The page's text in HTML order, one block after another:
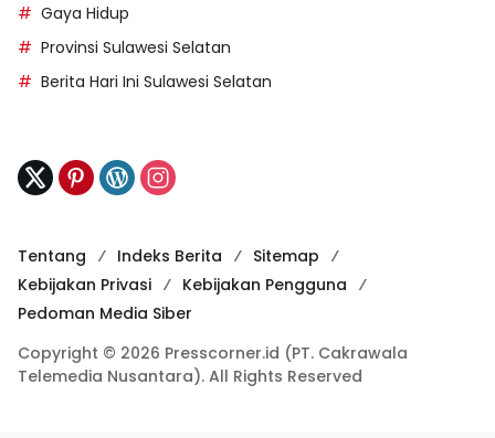
Gaya Hidup
Provinsi Sulawesi Selatan
Berita Hari Ini Sulawesi Selatan
Tentang Indeks Berita
Sitemap
Kebijakan Privasi
Kebijakan Pengguna
Pedoman Media Siber
Copyright © 2026 Presscorner.id (PT. Cakrawala
Telemedia Nusantara). All Rights Reserved